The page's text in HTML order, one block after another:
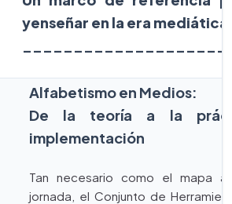
yenseñar en la era mediática
Alfabetismo en Medios:
De la teoría a la
implementación
Tan necesario como el mapa
jornada, el Conjunto de